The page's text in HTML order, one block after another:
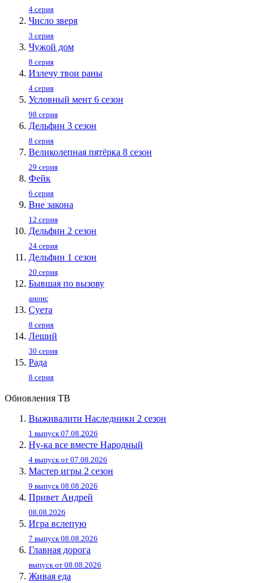
4 серия
Число зверя
3 серия
Чужой дом
8 серия
Излечу твои раны
4 серия
Условный мент 6 сезон
98 серия
Дельфин 3 сезон
8 серия
Великолепная пятёрка 8 сезон
29 серия
Фейк
6 серия
Вне закона
12 серия
Дельфин 2 сезон
24 серия
Дельфин 1 сезон
20 серия
Бывшая по вызову
анонс
Суета
8 серия
Леший
30 серия
Рада
8 серия
Обновления ТВ
Выживалити Наследники 2 сезон
1 выпуск 07.08.2026
Ну-ка все вместе Народный
4 выпуск от 07.08.2026
Мастер игры 2 сезон
9 выпуск 08.08.2026
Привет Андpей
08.08.2026
Игра вслепую
7 выпуск 08.08.2026
Главная дорога
выпуск от 08.08.2026
Живaя eдa